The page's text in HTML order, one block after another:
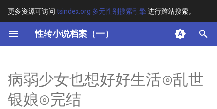
更多资源可访问 tsindex.org 多元性别搜索引擎进行跨站搜索。
性转小说档案（一）
键
开
始
其他信息 [Processed Page
Metadata]
病弱少女也想好好生活⊙乱世
银娘⊙完结